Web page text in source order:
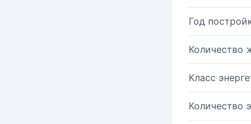
Год
Количество
Класс
Количество